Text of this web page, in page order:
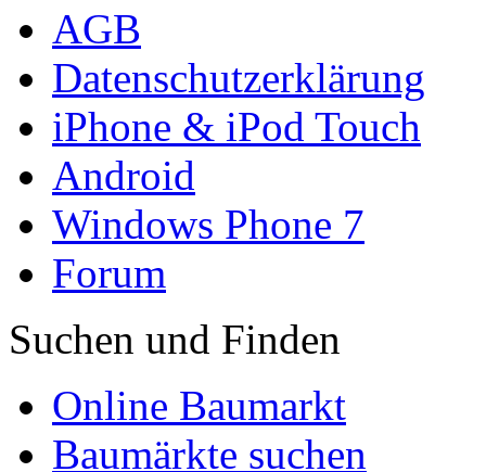
AGB
Datenschutzerklärung
iPhone & iPod Touch
Android
Windows Phone 7
Forum
Suchen und Finden
Online Baumarkt
Baumärkte suchen